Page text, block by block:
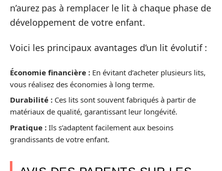
n’aurez pas à remplacer le lit à chaque phase de
développement de votre enfant.
Voici les principaux avantages d’un lit évolutif :
Économie financière : En évitant d’acheter plusieurs lits,
vous réalisez des économies à long terme.
Durabilité : Ces lits sont souvent fabriqués à partir de
matériaux de qualité, garantissant leur longévité.
Pratique : Ils s’adaptent facilement aux besoins
grandissants de votre enfant.